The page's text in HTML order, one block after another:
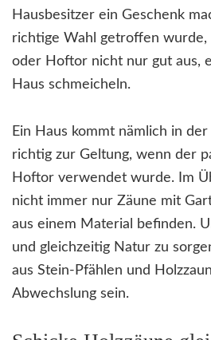
Hausbesitzer ein Geschenk
richtige Wahl getroffen wurde,
oder Hoftor nicht nur gut aus,
Haus schmeicheln.
Ein Haus kommt nämlich in
richtig zur Geltung, wenn der
Hoftor verwendet wurde. Im
nicht immer nur Zäune mit
aus einem Material befinden.
und gleichzeitig Natur zu
aus Stein-Pfählen und
Abwechslung sein.